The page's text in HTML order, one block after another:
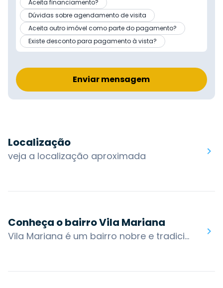
Aceita financiamento?
Dúvidas sobre agendamento de visita
Aceita outro imóvel como parte do pagamento?
Existe desconto para pagamento à vista?
Enviar mensagem
Localização
veja a localização aproximada
Conheça o bairro Vila Mariana
Vila Mariana é um bairro nobre e tradicional localizado na zona sul de São Paulo. Originado de antigas chácaras no final do século XIX, a região se modernizou sem perder o charme histórico, consolidando-se como um dos distritos mais desejados e bem estruturados da capital.O bairro possui características acolhedoras, mesclando ruas residenciais arborizadas com uma vida cultural pulsante. Dispõe de infraestrutura completa de serviços (hospitais de referência, faculdades renomadas e gastronomia diversificada) e comércios que trazem praticidade aos moradores. Ganhou destaque no setor imobiliário por unir mobilidade urbana privilegiada a uma alta qualidade de vida. As opções de lazer são variadas, com forte presença de centros culturais e proximidade com grandes áreas verdes.O bairro possui acesso por algumas das principais vias da cidade: Rua Vergueiro, Av. Domingos de Morais, Av. Lins de Vasconcelos e Av. 23 de Maio. Os bairros nos arredores são: Paraíso, Aclimação, Vila Clementino, Chácara Klabin, Saúde, Ipiranga e Moema.Você encontra no bairro Vila Mariana: Parque Ibirapuera, Sesc Vila Mariana, Cinemateca Brasileira, ESPM, Colégio Bandeirantes, Instituto Biológico, Museu Lasar Segall, Colégio Madre Cabrini, Shopping Metrô Santa Cruz.